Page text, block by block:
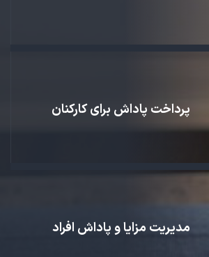
پرداخت پاداش برای کارکنان
مدیریت مزایا و پاداش افراد